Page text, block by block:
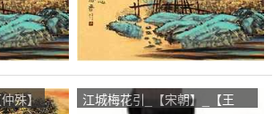
殊】
江城梅花引_【宋朝】_【王